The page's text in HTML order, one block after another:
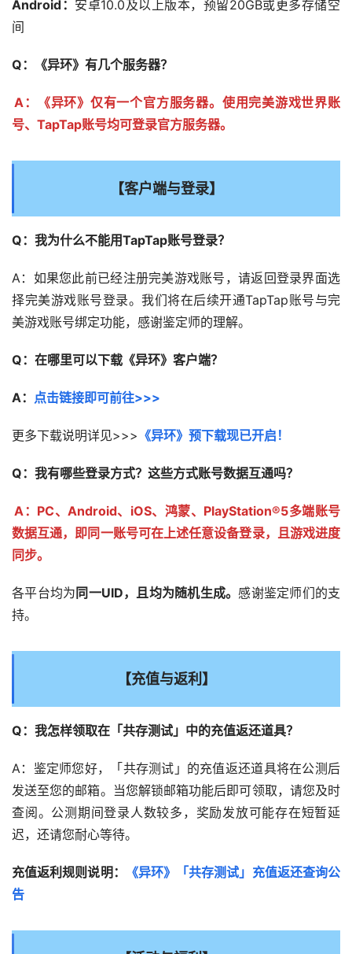
Android： 安卓10.0及以上版本，预留20GB或更多存储空
间
Q：《异环》有几个服务器？
A：《异环》仅有一个官方服务器。使用完美游戏世界账
号、TapTap账号均可登录官方服务器。
【客户端与登录】
Q：我为什么不能用TapTap账号登录？
A：如果您此前已经注册完美游戏账号，请返回登录界面选
择完美游戏账号登录。我们将在后续开通TapTap账号与完
美游戏账号绑定功能，感谢鉴定师的理解。
Q：在哪里可以下载《异环》客户端？
A： 点击链接即可前往>>>
更多下载说明详见>>> 《异环》预下载现已开启！
Q：我有哪些登录方式？这些方式账号数据互通吗？
A：PC、Android、iOS、鸿蒙、PlayStation®5多端账号
数据互通，即同一账号可在上述任意设备登录，且游戏进度
同步。
各平台均为 同一UID，且均为随机生成。感谢鉴定师们的支
持。
【充值与返利】
Q：我怎样领取在「共存测试」中的充值返还道具？
A：鉴定师您好，「共存测试」的充值返还道具将在公测后
发送至您的邮箱。当您解锁邮箱功能后即可领取，请您及时
查阅。公测期间登录人数较多，奖励发放可能存在短暂延
迟，还请您耐心等待。
充值返利规则说明：
《异环》「共存测试」充值返还查询公
告